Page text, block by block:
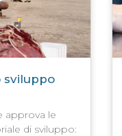
sviluppo
approva le
di sviluppo: